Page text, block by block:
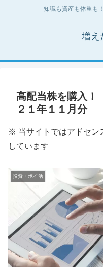
知識も資産も体重も
増え
高配当株を購入
２１年１１月分
※ 当サイトではアドセン
しています
投資・ポイ活